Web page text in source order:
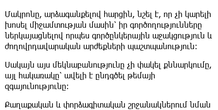
Մակրոնը, արձագանքելով հարցին, նշել է, որ չի կարելի
խոսել միջամտության մասին՝ իր գործողությունները
ներկայացնելով որպես գործընկերային աջակցություն և
ժողովրդավարական արժեքների պաշտպանություն։
Սակայն այս մեկնաբանությունը չի փակել քննարկումը,
այլ հակառակը՝ ավելի է ընդգծել թեմայի
զգայունությունը։
Քաղաքական և փորձագիտական շրջանակներում նման